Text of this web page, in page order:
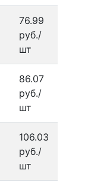
76.99
руб./
шт
86.07
руб./
шт
106.03
руб./
шт